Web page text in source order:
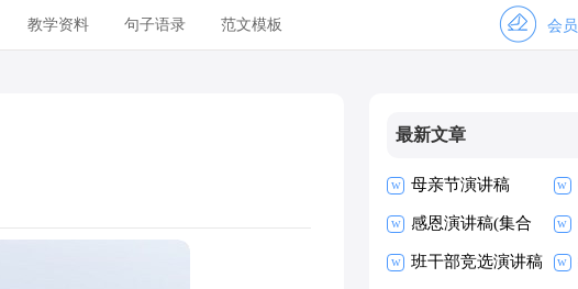
教学资料 句子语录 范文模板 会
最新文章
母亲节演讲稿
感恩演讲稿(集合
15篇)
班干部竞选演讲稿